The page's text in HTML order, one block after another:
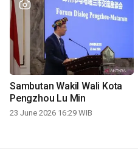
Sambutan Wakil Wali Kota
Pengzhou Lu Min
23 June 2026 16:29 WIB